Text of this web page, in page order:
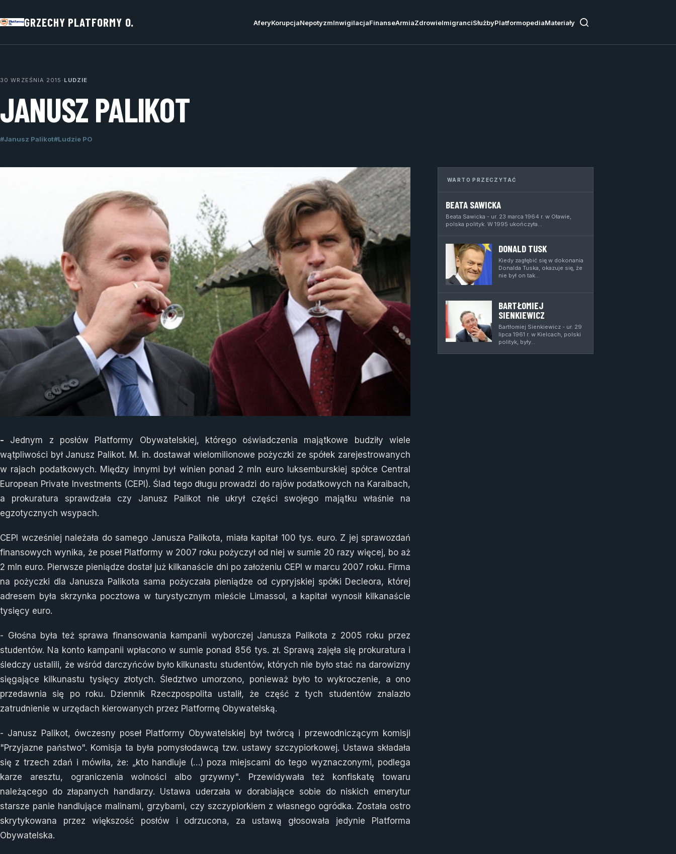
GRZECHY PLATFORMY O. AferyKorupcjaNepotyzmInwigilacjaFinanseArmiaZdrowieImigranciSłużbyPlatformopediaMateriały
30 WRZEŚNIA 2015 · LUDZIE
JANUSZ PALIKOT
#Janusz Palikot#Ludzie PO
- Jednym z posłów Platformy Obywatelskiej, którego oświadczenia majątkowe budziły wiele
wątpliwości był Janusz Palikot. M. in. dostawał wielomilionowe pożyczki ze spółek zarejestrowanych
w rajach podatkowych. Między innymi był winien ponad 2 mln euro luksemburskiej spółce Central
European Private Investments (CEPI). Ślad tego długu prowadzi do rajów podatkowych na Karaibach,
a prokuratura sprawdzała czy Janusz Palikot nie ukrył części swojego majątku właśnie na
egzotycznych wsypach.
CEPI wcześniej należała do samego Janusza Palikota, miała kapitał 100 tys. euro. Z jej sprawozdań
finansowych wynika, że poseł Platformy w 2007 roku pożyczył od niej w sumie 20 razy więcej, bo aż
2 mln euro. Pierwsze pieniądze dostał już kilkanaście dni po założeniu CEPI w marcu 2007 roku. Firma
na pożyczki dla Janusza Palikota sama pożyczała pieniądze od cypryjskiej spółki Decleora, której
adresem była skrzynka pocztowa w turystycznym mieście Limassol, a kapitał wynosił kilkanaście
tysięcy euro.
- Głośna była też sprawa finansowania kampanii wyborczej Janusza Palikota z 2005 roku przez
studentów. Na konto kampanii wpłacono w sumie ponad 856 tys. zł. Sprawą zajęła się prokuratura i
śledczy ustalili, że wśród darczyńców było kilkunastu studentów, których nie było stać na darowizny
sięgające kilkunastu tysięcy złotych. Śledztwo umorzono, ponieważ było to wykroczenie, a ono
przedawnia się po roku. Dziennik Rzeczpospolita ustalił, że część z tych studentów znalazło
zatrudnienie w urzędach kierowanych przez Platformę Obywatelską.
- Janusz Palikot, ówczesny poseł Platformy Obywatelskiej był twórcą i przewodniczącym komisji
"Przyjazne państwo". Komisja ta była pomysłodawcą tzw. ustawy szczypiorkowej. Ustawa składała
się z trzech zdań i mówiła, że: „kto handluje (…) poza miejscami do tego wyznaczonymi, podlega
karze aresztu, ograniczenia wolności albo grzywny". Przewidywała też konfiskatę towaru
należącego do złapanych handlarzy. Ustawa uderzała w dorabiające sobie do niskich emerytur
starsze panie handlujące malinami, grzybami, czy szczypiorkiem z własnego ogródka. Została ostro
skrytykowana przez większość posłów i odrzucona, za ustawą głosowała jedynie Platforma
Obywatelska.
WARTO PRZECZYTAĆ
BEATA SAWICKA
Beata Sawicka - ur. 23 marca 1964 r. w Oławie,
polska polityk. W 1995 ukończyła…
DONALD TUSK
Kiedy zagłębić się w dokonania
Donalda Tuska, okazuje się, że
nie był on tak…
BARTŁOMIEJ
SIENKIEWICZ
Bartłomiej Sienkiewicz - ur. 29
lipca 1961 r. w Kielcach, polski
polityk, były…